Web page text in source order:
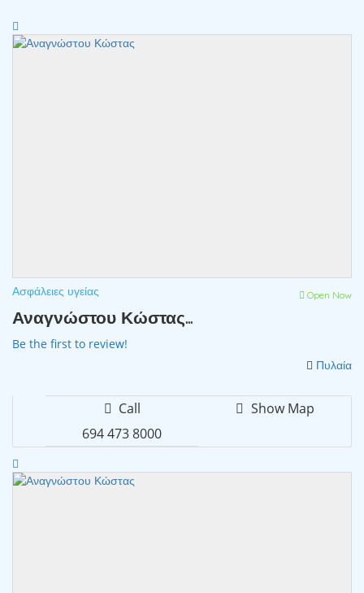
Ασφάλειες υγείας Open Now
Αναγνώστου Κώστας...
Be the first to review!
Πυλαία
Call
694 473 8000
Show Map